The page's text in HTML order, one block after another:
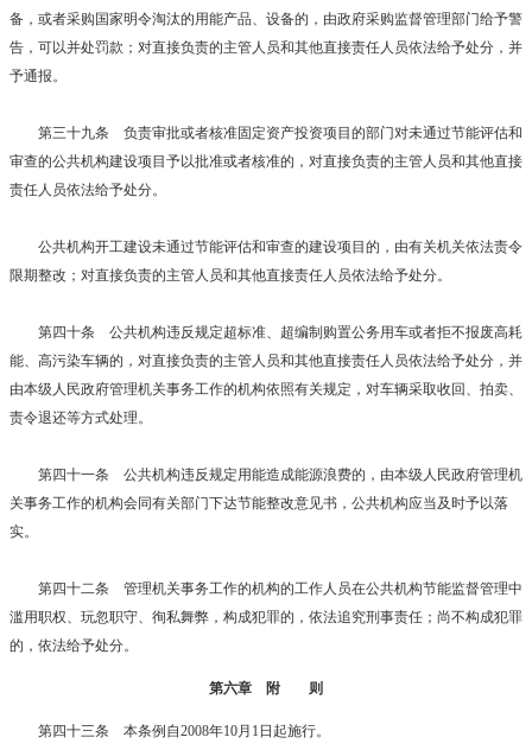
备，或者采购国家明令淘汰的用能产品、设备的，由政府采购监督管理部门给予警
告，可以并处罚款；对直接负责的主管人员和其他直接责任人员依法给予处分，并
予通报。
第三十九条 负责审批或者核准固定资产投资项目的部门对未通过节能评估和
审查的公共机构建设项目予以批准或者核准的，对直接负责的主管人员和其他直接
责任人员依法给予处分。
公共机构开工建设未通过节能评估和审查的建设项目的，由有关机关依法责令
限期整改；对直接负责的主管人员和其他直接责任人员依法给予处分。
第四十条 公共机构违反规定超标准、超编制购置公务用车或者拒不报废高耗
能、高污染车辆的，对直接负责的主管人员和其他直接责任人员依法给予处分，并
由本级人民政府管理机关事务工作的机构依照有关规定，对车辆采取收回、拍卖、
责令退还等方式处理。
第四十一条 公共机构违反规定用能造成能源浪费的，由本级人民政府管理机
关事务工作的机构会同有关部门下达节能整改意见书，公共机构应当及时予以落
实。
第四十二条 管理机关事务工作的机构的工作人员在公共机构节能监督管理中
滥用职权、玩忽职守、徇私舞弊，构成犯罪的，依法追究刑事责任；尚不构成犯罪
的，依法给予处分。
第六章 附 则
第四十三条 本条例自2008年10月1日起施行。